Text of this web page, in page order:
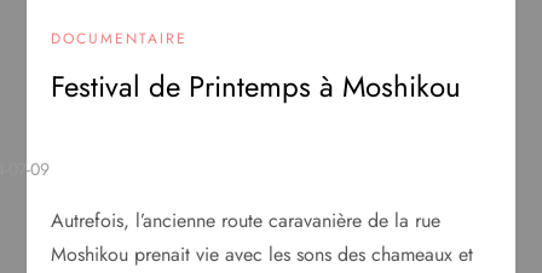
DOCUMENTAIRE
Festival de Printemps à Moshikou
Autrefois, l’ancienne route caravanière de la rue
Moshikou prenait vie avec les sons des chameaux et